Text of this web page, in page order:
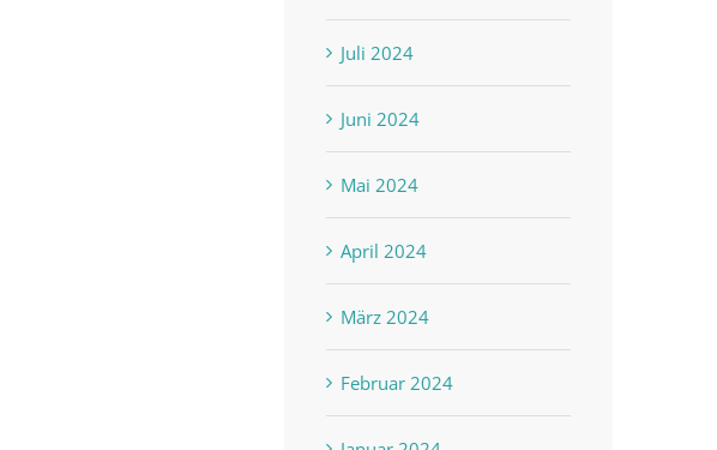
Juli 2024
Juni 2024
Mai 2024
April 2024
März 2024
Februar 2024